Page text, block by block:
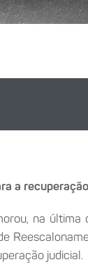
a
na
judicial.